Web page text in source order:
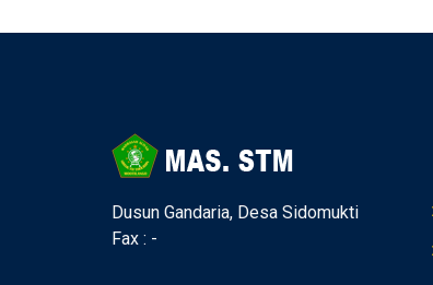
Dusun Gandaria, Desa Sidomukti
Fax : -